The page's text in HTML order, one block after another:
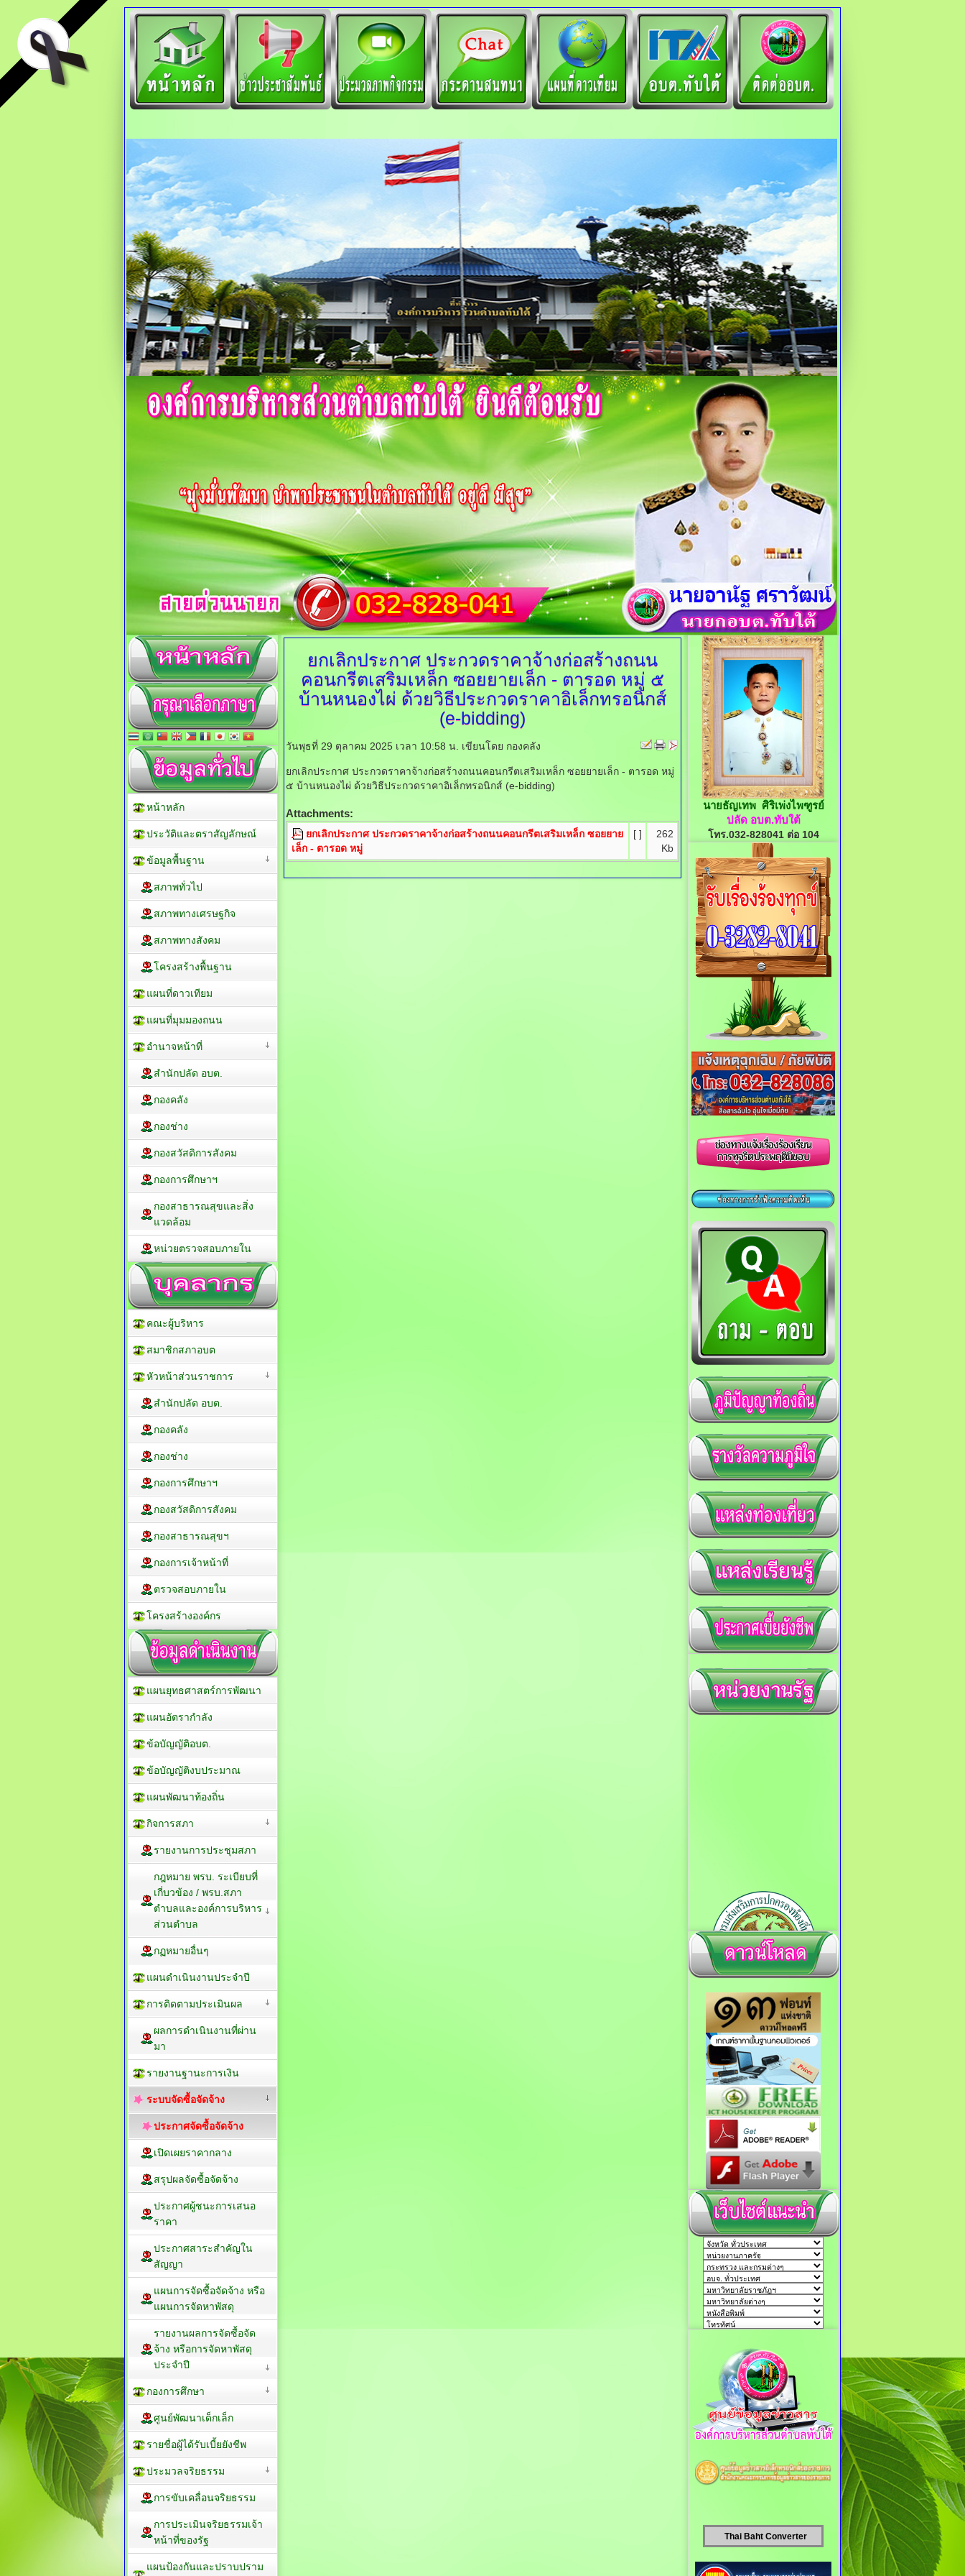
ยกเลิกประกาศ ประกวดราคาจ้างก่อสร้างถนน
คอนกรีตเสริมเหล็ก ซอยยายเล็ก - ตารอด หมู่ ๕
บ้านหนองไผ่ ด้วยวิธีประกวดราคาอิเล็กทรอนิกส์
(e-bidding)
วันพุธที่ 29 ตุลาคม 2025 เวลา 10:58 น. เขียนโดย กองคลัง
ยกเลิกประกาศ ประกวดราคาจ้างก่อสร้างถนนคอนกรีตเสริมเหล็ก ซอยยายเล็ก - ตารอด หมู่
๕ บ้านหนองไผ่ ด้วยวิธีประกวดราคาอิเล็กทรอนิกส์ (e-bidding)
Attachments:
ยกเลิกประกาศ ประกวดราคาจ้างก่อสร้างถนนคอนกรีตเสริมเหล็ก ซอยยาย
เล็ก - ตารอด หมู่
[ ]
262
Kb
หน้าหลัก
ประวัติและตราสัญลักษณ์
ข้อมูลพื้นฐาน
สภาพทั่วไป
สภาพทางเศรษฐกิจ
สภาพทางสังคม
โครงสร้างพื้นฐาน
แผนที่ดาวเทียม
แผนที่มุมมองถนน
อำนาจหน้าที่
สำนักปลัด อบต.
กองคลัง
กองช่าง
กองสวัสดิการสังคม
กองการศึกษาฯ
กองสาธารณสุขและสิ่ง
แวดล้อม
หน่วยตรวจสอบภายใน
คณะผู้บริหาร
สมาชิกสภาอบต
หัวหน้าส่วนราชการ
สำนักปลัด อบต.
กองคลัง
กองช่าง
กองการศึกษาฯ
กองสวัสดิการสังคม
กองสาธารณสุขฯ
กองการเจ้าหน้าที่
ตรวจสอบภายใน
โครงสร้างองค์กร
แผนยุทธศาสตร์การพัฒนา
แผนอัตรากำลัง
ข้อบัญญัติอบต.
ข้อบัญญัติงบประมาณ
แผนพัฒนาท้องถิ่น
กิจการสภา
รายงานการประชุมสภา
กฎหมาย พรบ. ระเบียบที่
เกี่บวข้อง / พรบ.สภา
ตำบลและองค์การบริหาร
ส่วนตำบล
กฏหมายอื่นๆ
แผนดำเนินงานประจำปี
การติดตามประเมินผล
ผลการดำเนินงานที่ผ่าน
มา
รายงานฐานะการเงิน
ระบบจัดซื้อจัดจ้าง
ประกาศจัดซื้อจัดจ้าง
เปิดเผยราคากลาง
สรุปผลจัดซื้อจัดจ้าง
ประกาศผู้ชนะการเสนอ
ราคา
ประกาศสาระสำคัญใน
สัญญา
แผนการจัดซื้อจัดจ้าง หรือ
แผนการจัดหาพัสดุ
รายงานผลการจัดซื้อจัด
จ้าง หรือการจัดหาพัสดุ
ประจำปี
กองการศึกษา
ศูนย์พัฒนาเด็กเล็ก
รายชื่อผู้ได้รับเบี้ยยังชีพ
ประมวลจริยธรรม
การขับเคลื่อนจริยธรรม
การประเมินจริยธรรมเจ้า
หน้าที่ของรัฐ
แผนป้องกันและปราบปราม
นายธัญเทพ ศิริเพ่งไพฑูรย์
ปลัด อบต.ทับใต้
โทร.032-828041 ต่อ 104
Thai Baht Converter